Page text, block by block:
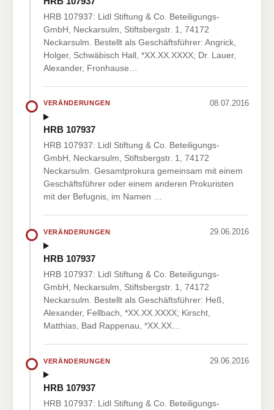
HRB 107937: Lidl Stiftung & Co. Beteiligungs-
GmbH, Neckarsulm, Stiftsbergstr. 1, 74172
Neckarsulm. Bestellt als Geschäftsführer: Angrick,
Holger, Schwäbisch Hall, *XX.XX.XXXX; Dr. Lauer,
Alexander, Fronhause…
VERÄNDERUNGEN 08.07.2016
HRB 107937
HRB 107937: Lidl Stiftung & Co. Beteiligungs-
GmbH, Neckarsulm, Stiftsbergstr. 1, 74172
Neckarsulm. Gesamtprokura gemeinsam mit einem
Geschäftsführer oder einem anderen Prokuristen
mit der Befugnis, im Namen …
VERÄNDERUNGEN 29.06.2016
HRB 107937
HRB 107937: Lidl Stiftung & Co. Beteiligungs-
GmbH, Neckarsulm, Stiftsbergstr. 1, 74172
Neckarsulm. Bestellt als Geschäftsführer: Heß,
Alexander, Fellbach, *XX.XX.XXXX; Kirscht,
Matthias, Bad Rappenau, *XX.XX…
VERÄNDERUNGEN 29.06.2016
HRB 107937
HRB 107937: Lidl Stiftung & Co. Beteiligungs-